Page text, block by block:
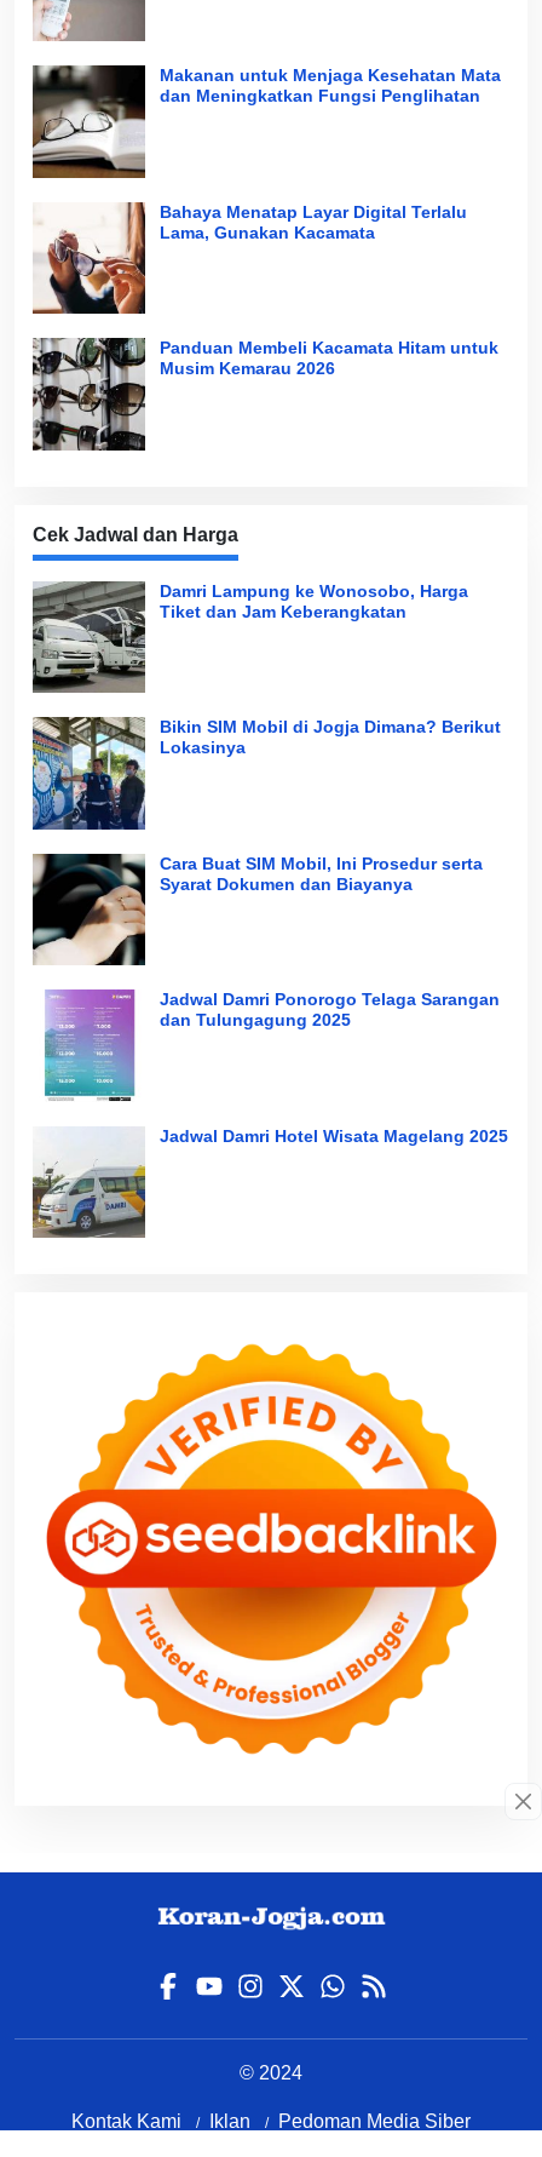
Makanan untuk Menjaga Kesehatan Mata
dan Meningkatkan Fungsi Penglihatan
Bahaya Menatap Layar Digital Terlalu
Lama, Gunakan Kacamata
Panduan Membeli Kacamata Hitam untuk
Musim Kemarau 2026
Cek Jadwal dan Harga
Damri Lampung ke Wonosobo, Harga
Tiket dan Jam Keberangkatan
Bikin SIM Mobil di Jogja Dimana? Berikut
Lokasinya
Cara Buat SIM Mobil, Ini Prosedur serta
Syarat Dokumen dan Biayanya
Jadwal Damri Ponorogo Telaga Sarangan
dan Tulungagung 2025
Jadwal Damri Hotel Wisata Magelang 2025
© 2024
Kontak Kami Iklan Pedoman Media Siber